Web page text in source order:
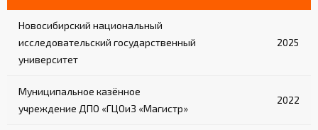
Новосибирский национальный
исследовательский государственный
университет
2025
Муниципальное казённое
учреждение ДПО «ГЦОиЗ «Магистр»
2022